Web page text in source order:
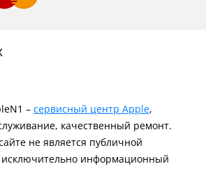
– сервисный центр Apple,
качественный ремонт.
не является публичной
исключительно информационный